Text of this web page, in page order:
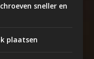
sneller en
plaatsen